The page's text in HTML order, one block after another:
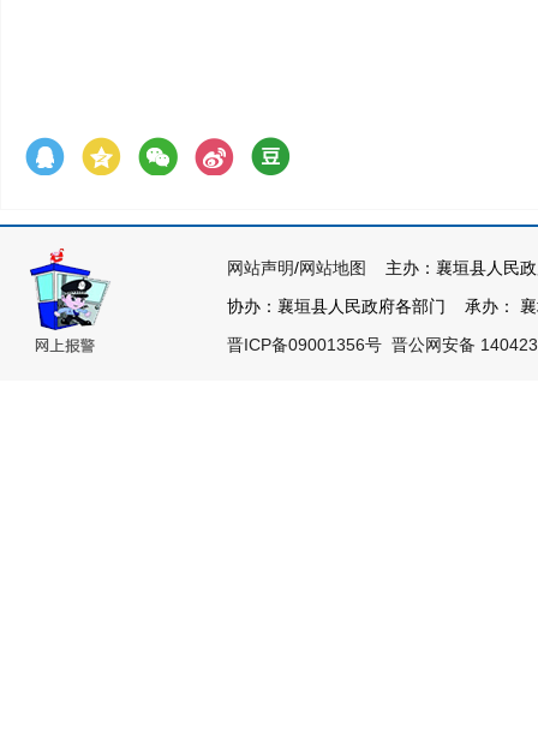
网站声明/网站地图
主办：襄垣县人民
协办：襄垣县人民政府各部门 承办：
晋ICP备09001356号 晋公网安备